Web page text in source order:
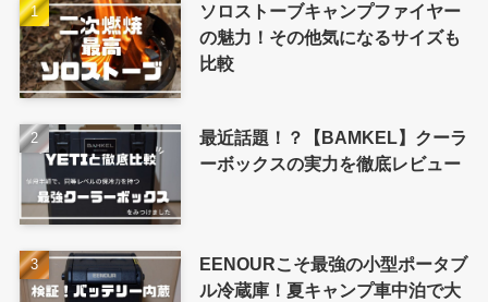
ソロストーブキャンプファイヤー
の魅力！その他気になるサイズも
比較
最近話題！？【BAMKEL】クーラ
ーボックスの実力を徹底レビュー
EENOURこそ最強の小型ポータブ
ル冷蔵庫！夏キャンプ車中泊で大